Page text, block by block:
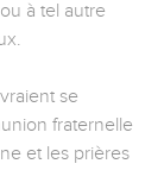
à tel autre
se
fraternelle
et les prières